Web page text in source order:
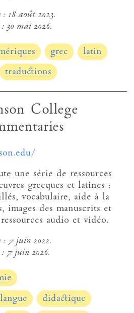
:18 août 2023.
30 mai 2026.
grec
latin
traductions
College
une série de ressources
grecques et latines :
vocabulaire, aide à la
images des manuscrits et
audio et vidéo.
: 7 juin 2022.
7 juin 2026.
didactique